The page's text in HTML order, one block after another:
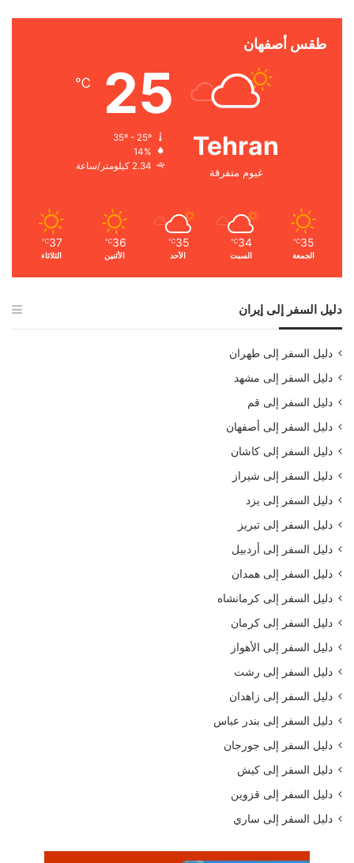
طقس أصفهان
Tehran
غيوم متفرقة
25
℃
14%
2.34 كيلومتر/ساعة
35
℃
الجمعة
34
℃
السبت
35
℃
الأحد
36
℃
الأثنين
37
℃
الثلاثاء
دليل السفر إلى إيران
دليل السفر إلى طهران
دليل السفر إلى مشهد
دليل السفر إلى قم
دليل السفر إلى أصفهان
دليل السفر إلى كاشان
دليل السفر إلى شيراز
دليل السفر إلى يزد
دليل السفر إلى تبريز
دليل السفر إلى أردبيل
دليل السفر إلى همدان
دليل السفر إلى كرمانشاه
دليل السفر إلى كرمان
دليل السفر إلى الأهواز
دليل السفر إلى رشت
دليل السفر إلى زاهدان
دليل السفر إلى بندر عباس
دليل السفر إلى جورجان
دليل السفر إلى كيش
دليل السفر إلى قزوين
دليل السفر إلى ساري